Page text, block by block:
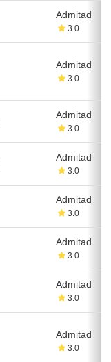
Admitad
3.0
Admitad
3.0
Admitad
3.0
Admitad
3.0
Admitad
3.0
Admitad
3.0
Admitad
3.0
Admitad
3.0